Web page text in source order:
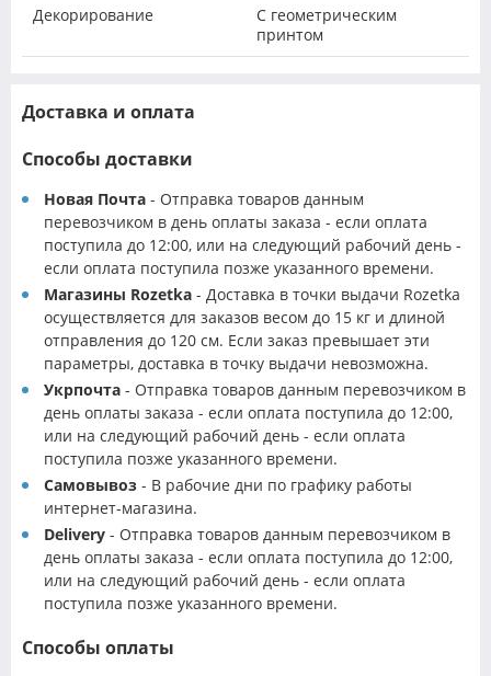
Декорирование
С геометрическим
принтом
Доставка и оплата
Способы доставки
Новая Почта - Отправка товаров данным
перевозчиком в день оплаты заказа - если оплата
поступила до 12:00, или на следующий рабочий день -
если оплата поступила позже указанного времени.
Магазины Rozetka - Доставка в точки выдачи Rozetka
осуществляется для заказов весом до 15 кг и длиной
отправления до 120 см. Если заказ превышает эти
параметры, доставка в точку выдачи невозможна.
Укрпочта - Отправка товаров данным перевозчиком в
день оплаты заказа - если оплата поступила до 12:00,
или на следующий рабочий день - если оплата
поступила позже указанного времени.
Самовывоз - В рабочие дни по графику работы
интернет-магазина.
Delivery - Отправка товаров данным перевозчиком в
день оплаты заказа - если оплата поступила до 12:00,
или на следующий рабочий день - если оплата
поступила позже указанного времени.
Способы оплаты